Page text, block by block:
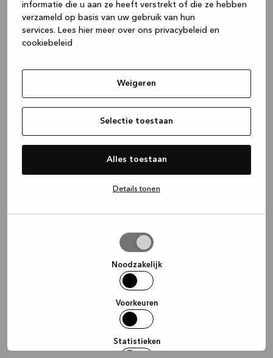
informatie die u aan ze heeft verstrekt of die ze hebben
verzameld op basis van uw gebruik van hun
services. Lees hier meer over ons privacybeleid en
cookiebeleid
Weigeren
Selectie toestaan
Alles toestaan
Details tonen
Noodzakelijk
Voorkeuren
Statistieken
(see the browser console for more
information).